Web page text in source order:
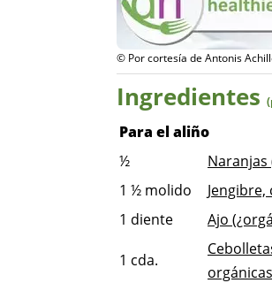
© Por cortesía de Antonis
Ingredientes
Para el aliño
½
Naranjas
1 ½ molido Jengibre,
1 diente Ajo
1 cda.